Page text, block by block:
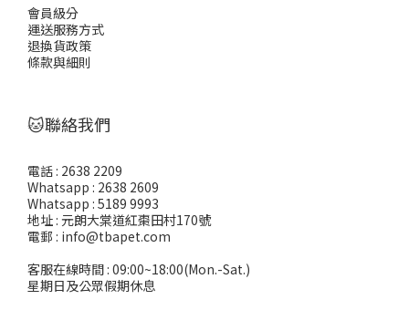
會員級分
運送服務方式
退換貨政策
條款與細則
🐱聯絡我們
電話 : 2638 2209
Whatsapp : 2638 2609
Whatsapp : 5189 9993
地址 : 元朗大棠道紅棗田村170號
電郵 : info@tbapet.com
客服在線時間 : 09:00~18:00(Mon.-Sat.)
星期日及公眾假期休息